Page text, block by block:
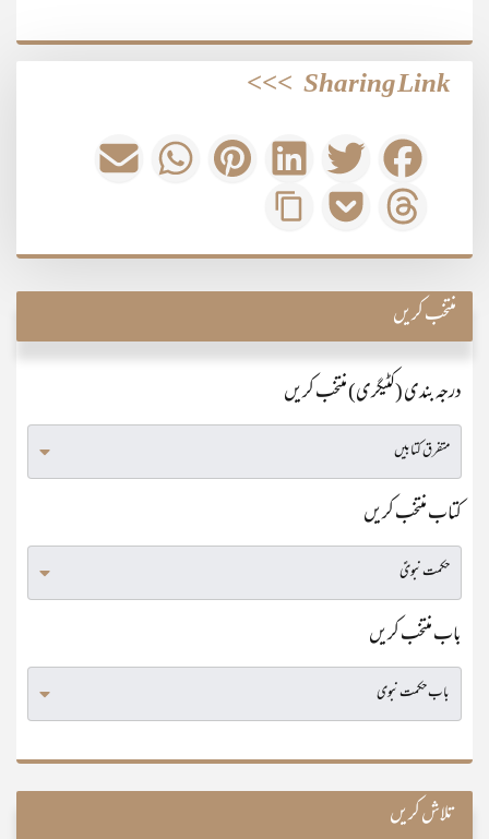
Sharing Link
>>>
منتخب کریں
درجہ بندی (کٹیگری) منتخب کریں
کتاب منتخب کریں
باب منتخب کریں
تلاش کریں